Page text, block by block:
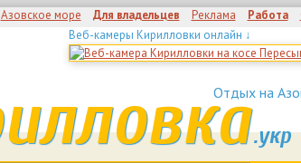
Азовское море Для владельцев Реклама Работа
Веб-камеры Кирилловки онлайн ↓
Отдых на
.укр